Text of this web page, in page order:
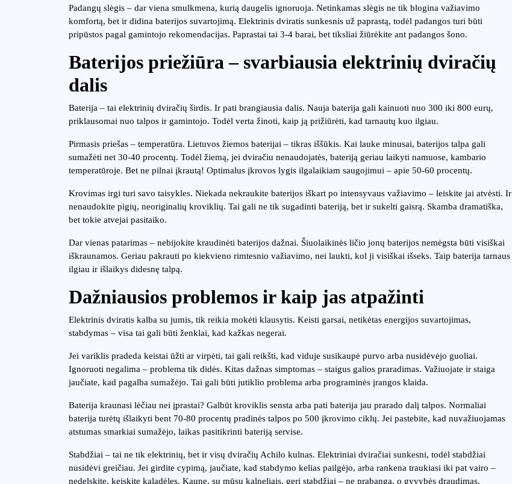
Padangų slėgis – dar viena smulkmena, kurią daugelis ignoruoja. Netinkamas slėgis ne tik blogina važiavimo
komfortą, bet ir didina baterijos suvartojimą. Elektrinis dviratis sunkesnis už paprastą, todėl padangos turi būti
pripūstos pagal gamintojo rekomendacijas. Paprastai tai 3-4 barai, bet tiksliai žiūrėkite ant padangos šono.
Baterijos priežiūra – svarbiausia elektrinių dviračių
dalis
Baterija – tai elektrinių dviračių širdis. Ir pati brangiausia dalis. Nauja baterija gali kainuoti nuo 300 iki 800 eurų,
priklausomai nuo talpos ir gamintojo. Todėl verta žinoti, kaip ją prižiūrėti, kad tarnautų kuo ilgiau.
Pirmasis priešas – temperatūra. Lietuvos žiemos baterijai – tikras iššūkis. Kai lauke minusai, baterijos talpa gali
sumažėti net 30-40 procentų. Todėl žiemą, jei dviračiu nenaudojatės, bateriją geriau laikyti namuose, kambario
temperatūroje. Bet ne pilnai įkrautą! Optimalus įkrovos lygis ilgalaikiam saugojimui – apie 50-60 procentų.
Krovimas irgi turi savo taisykles. Niekada nekraukite baterijos iškart po intensyvaus važiavimo – leiskite jai atvėsti. Ir
nenaudokite pigių, neoriginalių kroviklių. Tai gali ne tik sugadinti bateriją, bet ir sukelti gaisrą. Skamba dramatiška,
bet tokie atvejai pasitaiko.
Dar vienas patarimas – nebijokite kraudinėti baterijos dažnai. Šiuolaikinės ličio jonų baterijos nemėgsta būti visiškai
iškraunamos. Geriau pakrauti po kiekvieno rimtesnio važiavimo, nei laukti, kol ji visiškai išseks. Taip baterija tarnaus
ilgiau ir išlaikys didesnę talpą.
Dažniausios problemos ir kaip jas atpažinti
Elektrinis dviratis kalba su jumis, tik reikia mokėti klausytis. Keisti garsai, netikėtas energijos suvartojimas,
stabdymas – visa tai gali būti ženklai, kad kažkas negerai.
Jei variklis pradeda keistai ūžti ar virpėti, tai gali reikšti, kad viduje susikaupė purvo arba nusidėvėjo guoliai.
Ignoruoti negalima – problema tik didės. Kitas dažnas simptomas – staigus galios praradimas. Važiuojate ir staiga
jaučiate, kad pagalba sumažėjo. Tai gali būti jutiklio problema arba programinės įrangos klaida.
Baterija kraunasi lėčiau nei įprastai? Galbūt kroviklis sensta arba pati baterija jau prarado dalį talpos. Normaliai
baterija turėtų išlaikyti bent 70-80 procentų pradinės talpos po 500 įkrovimo ciklų. Jei pastebite, kad nuvažiuojamas
atstumas smarkiai sumažėjo, laikas pasitikrinti bateriją servise.
Stabdžiai – tai ne tik elektrinių, bet ir visų dviračių Achilo kulnas. Elektriniai dviračiai sunkesni, todėl stabdžiai
nusidėvi greičiau. Jei girdite cypimą, jaučiate, kad stabdymo kelias pailgėjo, arba rankena traukiasi iki pat vairo –
nedelskite, keiskite kaladėles. Kaune, su mūsų kalneliais, geri stabdžiai – ne prabanga, o gyvybės draudimas.